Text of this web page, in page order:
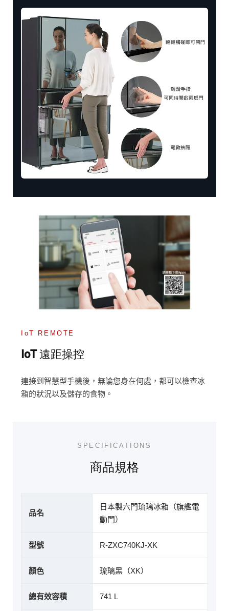
IoT REMOTE
IoT 遠距操控
連接到智慧型手機後，無論您身在何處，都可以檢查冰
箱的狀況以及儲存的食物。
SPECIFICATIONS
商品規格
品名
日本製六門琉璃冰箱（旗艦電
動門）
型號 R-ZXC740KJ-XK
顏色 琉璃黑（XK）
總有效容積 741 L